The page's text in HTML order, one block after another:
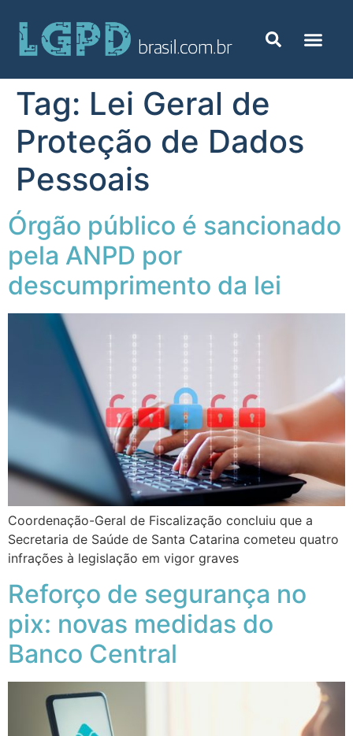
Tag: Lei Geral de
Proteção de Dados
Pessoais
Órgão público é sancionado
pela ANPD por
descumprimento da lei
Coordenação-Geral de Fiscalização concluiu que a
Secretaria de Saúde de Santa Catarina cometeu quatro
infrações à legislação em vigor graves
Reforço de segurança no
pix: novas medidas do
Banco Central